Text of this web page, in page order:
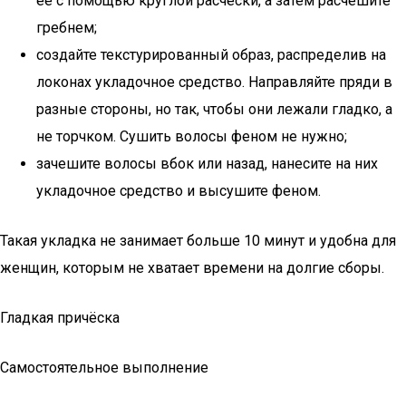
гребнем;
создайте текстурированный образ, распределив на
локонах укладочное средство. Направляйте пряди в
разные стороны, но так, чтобы они лежали гладко, а
не торчком. Сушить волосы феном не нужно;
зачешите волосы вбок или назад, нанесите на них
укладочное средство и высушите феном.
Такая укладка не занимает больше 10 минут и удобна для
женщин, которым не хватает времени на долгие сборы.
Гладкая причёска
Самостоятельное выполнение